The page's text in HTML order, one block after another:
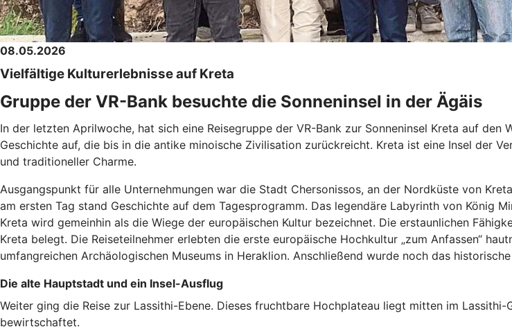
08.05.2026
Vielfältige Kulturerlebnisse auf Kreta
Gruppe der VR-Bank besuchte die Sonneninsel in der Ägäis
In der letzten Aprilwoche, hat sich eine Reisegruppe der VR-Bank zur Sonneninsel Kreta auf
Geschichte auf, die bis in die antike minoische Zivilisation zurückreicht. Kreta ist eine Insel der
und traditioneller Charme.
Ausgangspunkt für alle Unternehmungen war die Stadt Chersonissos, an der Nordküste von
am ersten Tag stand Geschichte auf dem Tagesprogramm. Das legendäre Labyrinth von König
Kreta wird gemeinhin als die Wiege der europäischen Kultur bezeichnet. Die erstaunlichen
Kreta belegt. Die Reiseteilnehmer erlebten die erste europäische Hochkultur „zum Anfassen“
umfangreichen Archäologischen Museums in Heraklion. Anschließend wurde noch das
Die alte Hauptstadt und ein Insel-Ausflug
Weiter ging die Reise zur Lassithi-Ebene. Dieses fruchtbare Hochplateau liegt mitten im
bewirtschaftet.